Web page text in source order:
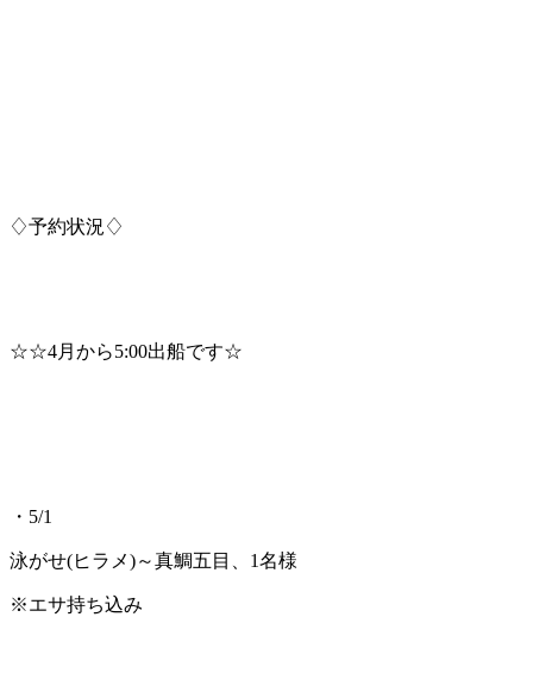
♢予約状況♢
☆☆4月から5:00出船です☆
・5/1
泳がせ(ヒラメ)～真鯛五目、1名様
※エサ持ち込み